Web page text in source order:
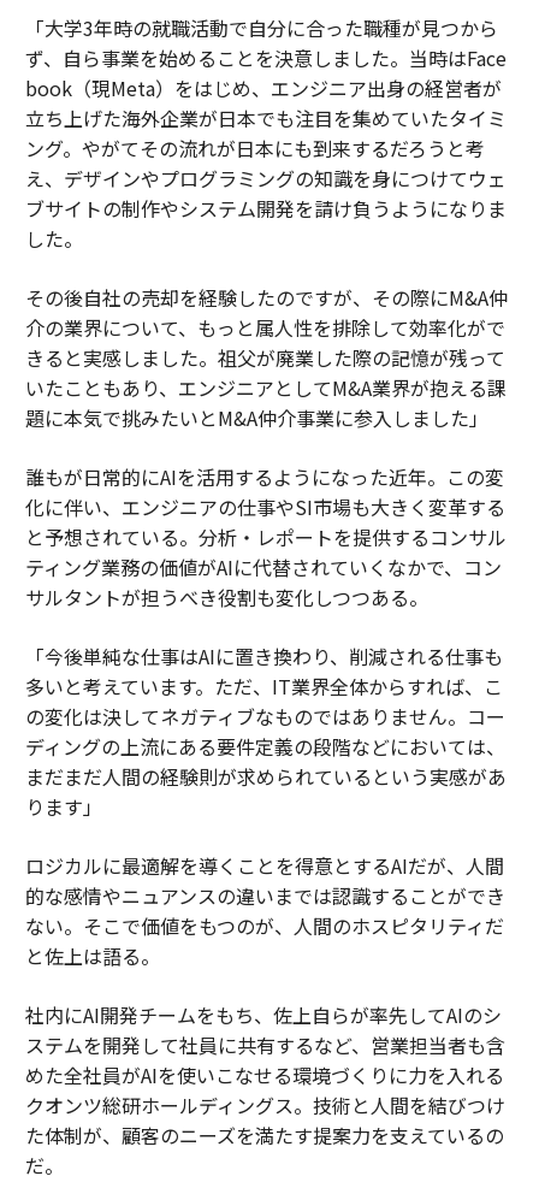
「大学3年時の就職活動で自分に合った職種が見つから
ず、自ら事業を始めることを決意しました。当時はFace
book（現Meta）をはじめ、エンジニア出身の経営者が
立ち上げた海外企業が日本でも注目を集めていたタイミ
ング。やがてその流れが日本にも到来するだろうと考
え、デザインやプログラミングの知識を身につけてウェ
ブサイトの制作やシステム開発を請け負うようになりま
した。
その後自社の売却を経験したのですが、その際にM&A仲
介の業界について、もっと属人性を排除して効率化がで
きると実感しました。祖父が廃業した際の記憶が残って
いたこともあり、エンジニアとしてM&A業界が抱える課
題に本気で挑みたいとM&A仲介事業に参入しました」
誰もが日常的にAIを活用するようになった近年。この変
化に伴い、エンジニアの仕事やSI市場も大きく変革する
と予想されている。分析・レポートを提供するコンサル
ティング業務の価値がAIに代替されていくなかで、コン
サルタントが担うべき役割も変化しつつある。
「今後単純な仕事はAIに置き換わり、削減される仕事も
多いと考えています。ただ、IT業界全体からすれば、こ
の変化は決してネガティブなものではありません。コー
ディングの上流にある要件定義の段階などにおいては、
まだまだ人間の経験則が求められているという実感があ
ります」
ロジカルに最適解を導くことを得意とするAIだが、人間
的な感情やニュアンスの違いまでは認識することができ
ない。そこで価値をもつのが、人間のホスピタリティだ
と佐上は語る。
社内にAI開発チームをもち、佐上自らが率先してAIのシ
ステムを開発して社員に共有するなど、営業担当者も含
めた全社員がAIを使いこなせる環境づくりに力を入れる
クオンツ総研ホールディングス。技術と人間を結びつけ
た体制が、顧客のニーズを満たす提案力を支えているの
だ。